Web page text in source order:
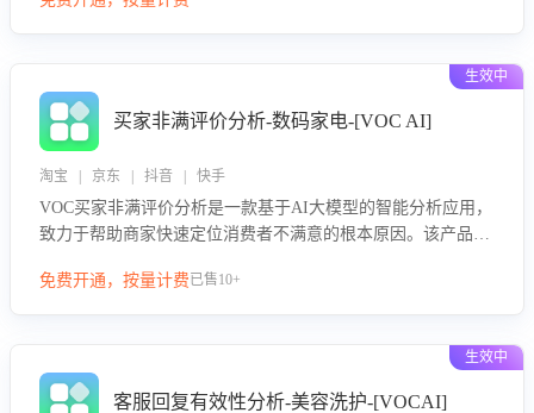
绪、归因争议根源，并客观评估客服应对合理性与成效。系统
生效中
买家非满评价分析-数码家电-[VOC AI]
淘宝 | 京东 | 抖音 | 快手
VOC买家非满评价分析是一款基于AI大模型的智能分析应用，
致力于帮助商家快速定位消费者不满意的根本原因。该产品可
或其它部门原因，明确责任归属，提供可落地的改进建议与策
免费开通，按量计费已售10+
生效中
客服回复有效性分析-美容洗护-[VOCAI]